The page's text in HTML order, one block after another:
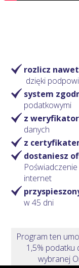
rozlicz
dzięki
system
podatkowymi
z
danych
z
dostaniesz
internet
w 45 dni
Program ten
1,5%
wybranej